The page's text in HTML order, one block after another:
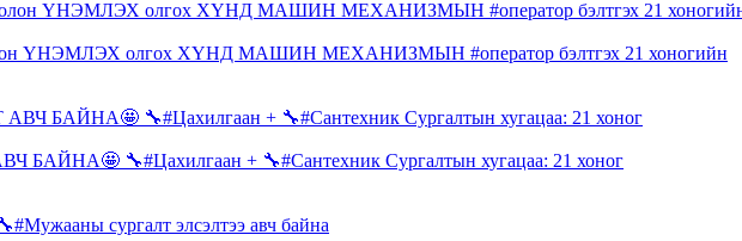
ҮНЭМЛЭХ олгох ХҮНД МАШИН МЕХАНИЗМЫН #оператор бэлтгэх 21 хоногийн
🔧#Цахилгаан + 🔧#Сантехник Сургалтын хугацаа: 21 хоног